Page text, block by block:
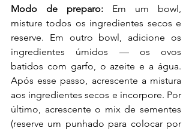
Modo de preparo: Em um bowl,
misture todos os ingredientes secos e
reserve. Em outro bowl, adicione os
ingredientes úmidos — os ovos
batidos com garfo, o azeite e a água.
Após esse passo, acrescente a mistura
aos ingredientes secos e incorpore. Por
último, acrescente o mix de sementes
(reserve um punhado para colocar por